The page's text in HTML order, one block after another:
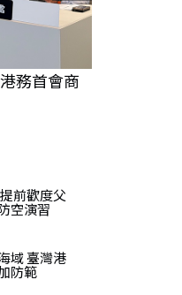
務首會商
前歡度父
空演習
域 臺灣港
防範